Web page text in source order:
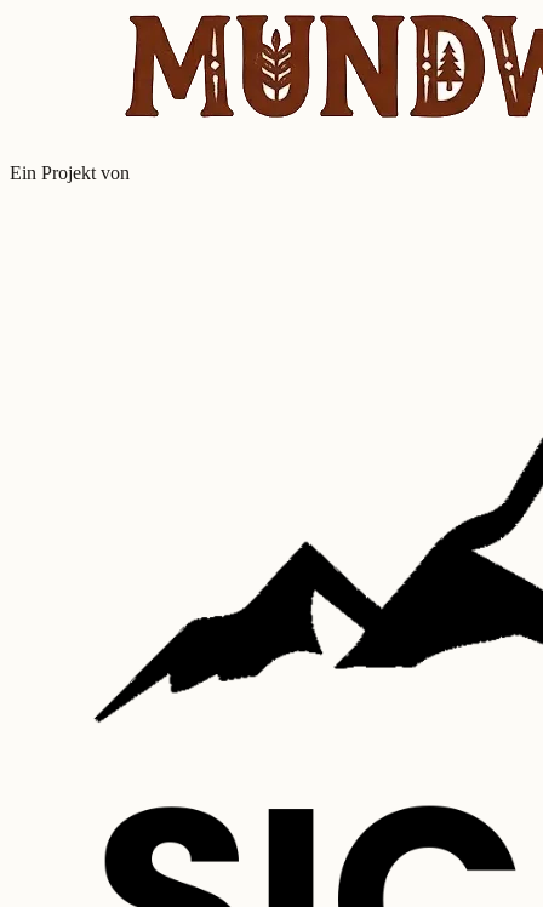
Ein Projekt von